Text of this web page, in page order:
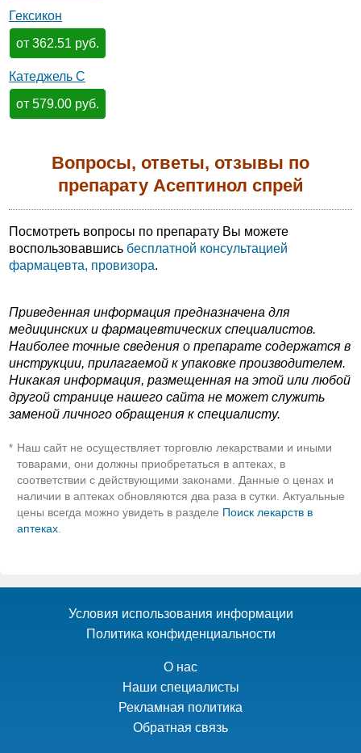
Гексикон
от 362.51 руб.
Катеджель С
от 579.00 руб.
Вопросы, ответы, отзывы по
препарату Асептинол спрей
Посмотреть вопросы по препарату Вы можете
воспользовавшись бесплатной консультацией
фармацевта, провизора.
Приведенная информация предназначена для
медицинских и фармацевтических специалистов.
Наиболее точные сведения о препарате содержатся в
инструкции, прилагаемой к упаковке производителем.
Никакая информация, размещенная на этой или любой
другой странице нашего сайта не может служить
заменой личного обращения к специалисту.
* Наш сайт не осуществляет торговлю лекарствами и иными
товарами, они должны приобретаться в аптеках, в
соответствии с действующими законами. Данные о ценах и
наличии в аптеках обновляются два раза в сутки. Актуальные
цены всегда можно увидеть в разделе Поиск лекарств в
аптеках
Условия использования информации
Политика конфиденциальности
О нас
Наши специалисты
Рекламная политика
Обратная связь